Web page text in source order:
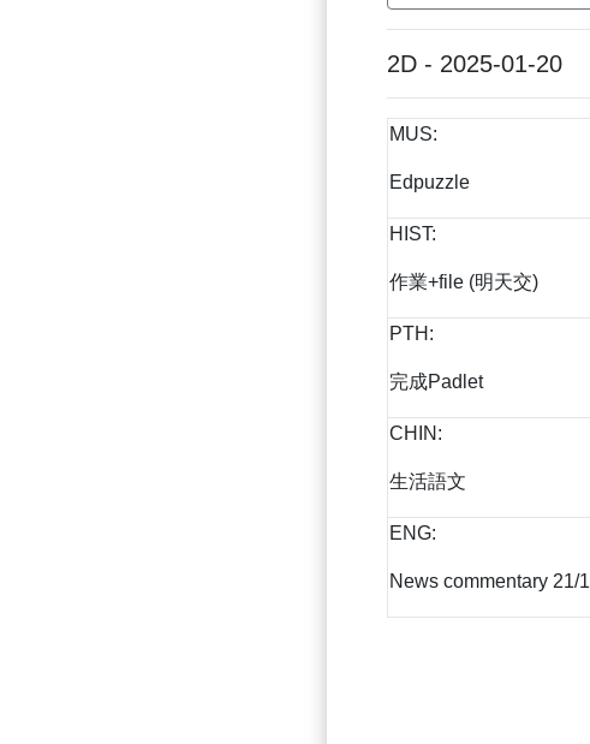
2D - 2025-01-20
MUS:
Edpuzzle
HIST:
作業+file (明天交)
PTH:
完成Padlet
CHIN:
生活語文
ENG:
News commentary 21/1